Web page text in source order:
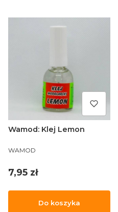
Wamod: Klej Lemon
PRODUCENT
WAMOD
Cena
7,95 zł
Do koszyka